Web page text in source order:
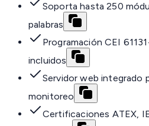
Soporta hasta 250
palabras
Programación CEI
incluidos
Servidor web integrado
monitoreo
Certificaciones ATEX,